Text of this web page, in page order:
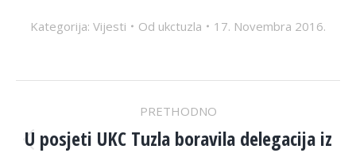
Kategorija: Vijesti Od ukctuzla 17. Novembra 2016.
PRETHODNO
U posjeti UKC Tuzla boravila delegacija iz